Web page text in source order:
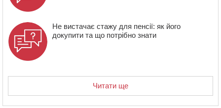
Не вистачає стажу для пенсії: як його
докупити та що потрібно знати
Читати ще